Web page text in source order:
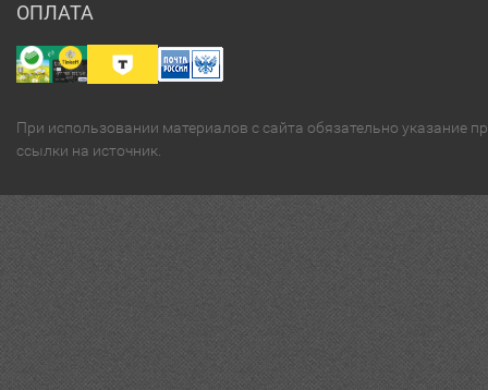
ОПЛАТА
При использовании материалов с сайта обязательно указание
ссылки на источник.